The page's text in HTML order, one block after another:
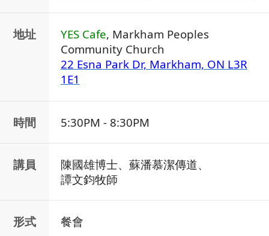
地址 YES Cafe, Markham Peoples
Community Church
22 Esna Park Dr, Markham, ON L3R
1E1
時間 5:30PM - 8:30PM
講員 陳國雄博士、 蘇潘慕潔傳道、
譚文鈞牧師
形式 餐會